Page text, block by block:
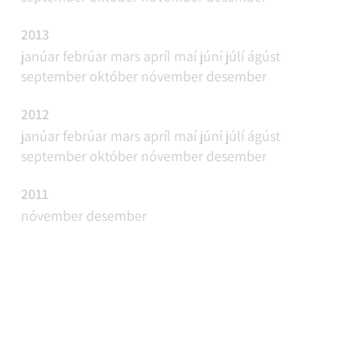
2013
janúar febrúar mars apríl maí júní júlí ágúst
september október nóvember desember
2012
janúar febrúar mars apríl maí júní júlí ágúst
september október nóvember desember
2011
nóvember desember